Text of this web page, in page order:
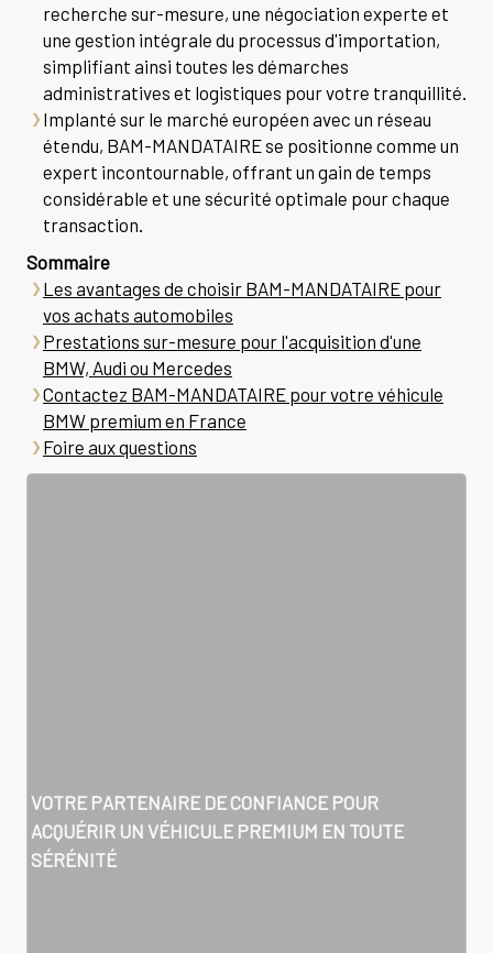
recherche sur-mesure, une négociation experte et
une gestion intégrale du processus d'importation,
simplifiant ainsi toutes les démarches
administratives et logistiques pour votre tranquillité.
Implanté sur le marché européen avec un réseau
étendu, BAM-MANDATAIRE se positionne comme un
expert incontournable, offrant un gain de temps
considérable et une sécurité optimale pour chaque
transaction.
Sommaire
Les avantages de choisir BAM-MANDATAIRE pour
vos achats automobiles
Prestations sur-mesure pour l'acquisition d'une
BMW, Audi ou Mercedes
Contactez BAM-MANDATAIRE pour votre véhicule
BMW premium en France
Foire aux questions
VOTRE PARTENAIRE DE CONFIANCE POUR
ACQUÉRIR UN VÉHICULE PREMIUM EN TOUTE
SÉRÉNITÉ